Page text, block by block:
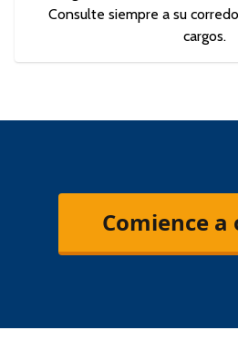
Consulte siempre a su
cargos.
Comience a